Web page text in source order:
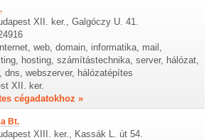
XII. ker., Galgóczy U. 41.
web, domain, informatika, mail,
hosting, számítástechnika, server, hálózat,
dns, webszerver, hálózatépítes
XII. ker.
cégadatokhoz »
Bt.
XIII. ker., Kassák L. út 54.